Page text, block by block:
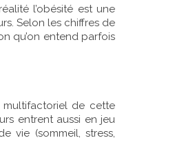
l’obésité est une
Selon les chiffres de
qu’on entend parfois
multifactoriel de cette
entrent aussi en jeu
vie (sommeil, stress,